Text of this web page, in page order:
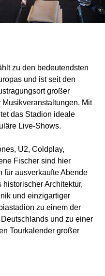
zu den bedeutendsten
und ist seit den
großer
Mit
das Stadion ideale
Live‑Shows.
U2, Coldplay,
Fischer sind hier
für ausverkaufte Abende
Architektur,
und einzigartiger
zu einem der
und zu einer
Tourkalender großer